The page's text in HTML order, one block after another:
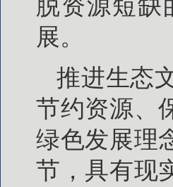
脱资源短缺
展。
推进生态
节约资源、
绿色发展理
节，具有现